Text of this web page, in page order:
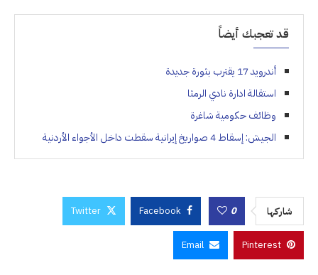
قد تعجبك أيضاً
أندرويد 17 يقترب بثورة جديدة
استقالة ادارة نادي الرمثا
وظائف حكومية شاغرة
الجيش: إسقاط 4 صواريخ إيرانية سقطت داخل الأجواء الأردنية
شاركها 0
Facebook
Twitter
Pinterest
Email